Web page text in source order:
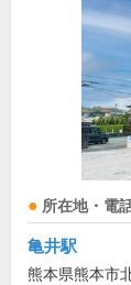
所在地・電
亀井駅
熊本県熊本市